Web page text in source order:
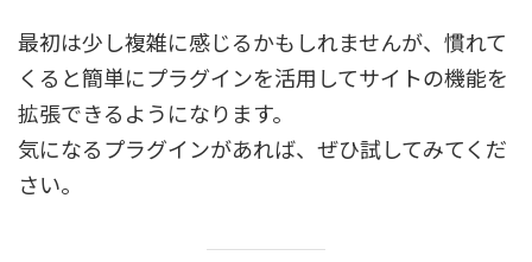
最初は少し複雑に感じるかもしれませんが、慣れて
くると簡単にプラグインを活用してサイトの機能を
拡張できるようになります。
気になるプラグインがあれば、ぜひ試してみてくだ
さい。